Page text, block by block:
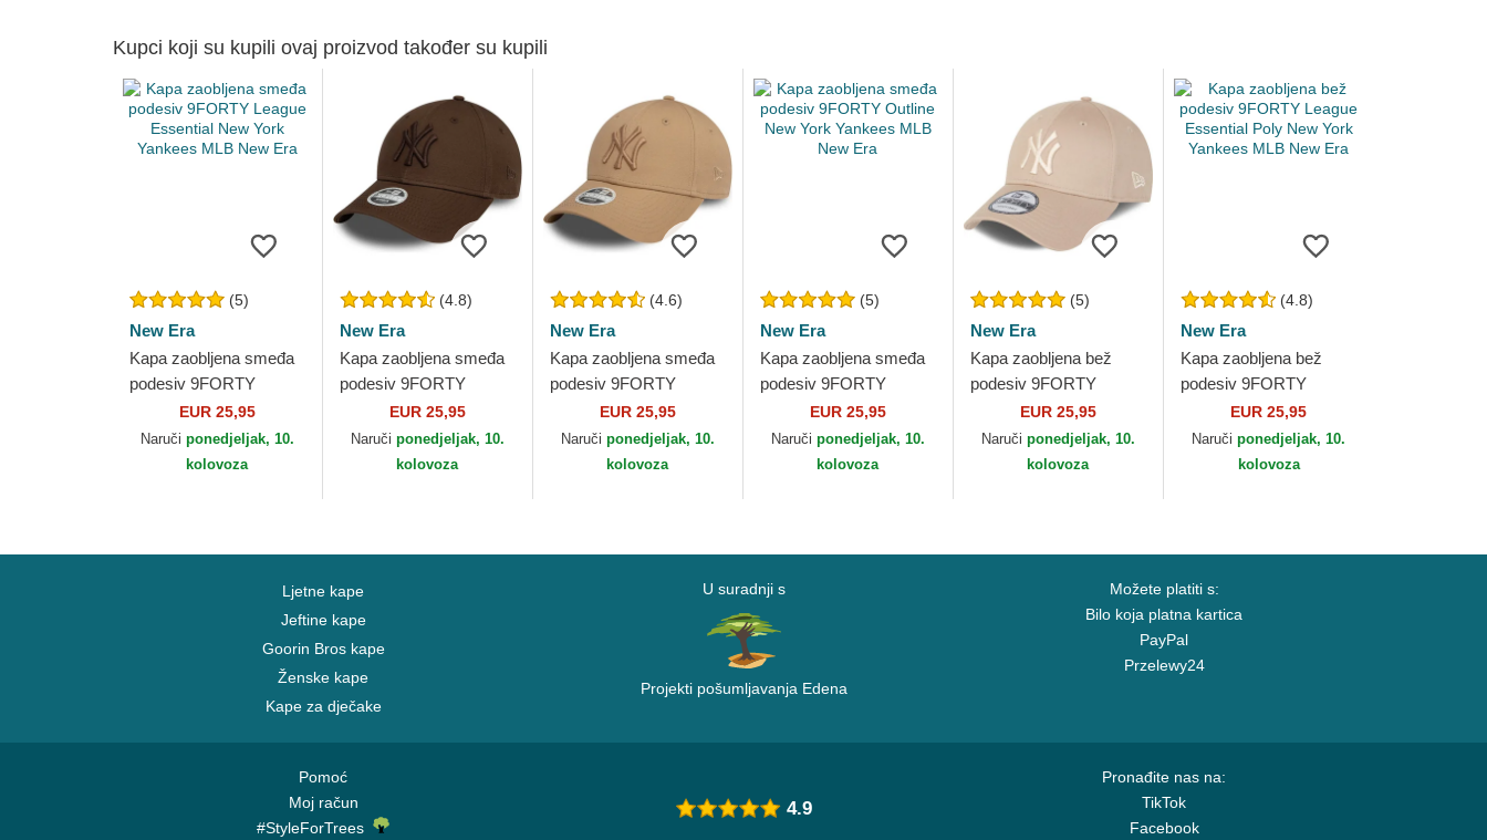
Kupci koji su kupili ovaj proizvod također su kupili
(5)
New Era
Kapa zaobljena smeđa
podesiv 9FORTY
League Essential New
York Yankees MLB
New Era
EUR 25,95
Naruči ponedjeljak, 10.
kolovoza
(4.8)
New Era
Kapa zaobljena smeđa
podesiv 9FORTY
League Essential New
York Yankees MLB
New Era
EUR 25,95
Naruči ponedjeljak, 10.
kolovoza
(4.6)
New Era
Kapa zaobljena smeđa
podesiv 9FORTY
League Essential New
York Yankees MLB
New Era
EUR 25,95
Naruči ponedjeljak, 10.
kolovoza
(5)
New Era
Kapa zaobljena smeđa
podesiv 9FORTY
Outline New York
Yankees MLB New Era
EUR 25,95
Naruči ponedjeljak, 10.
kolovoza
(5)
New Era
Kapa zaobljena bež
podesiv 9FORTY
League Essential New
York Yankees MLB
New Era
EUR 25,95
Naruči ponedjeljak, 10.
kolovoza
(4.8)
New Era
Kapa zaobljena bež
podesiv 9FORTY
League Essential Poly
New York Yankees MLB
New Era
EUR 25,95
Naručiponedjeljak, 10.
kolovoza
Ljetne kape
Jeftine kape
Goorin Bros kape
Ženske kape
Kape za dječake
U suradnji s
Projekti pošumljavanja Edena
Možete platiti s:
Bilo koja platna kartica
PayPal
Przelewy24
Pomoć
Moj račun
#StyleForTrees
Pronađite nas na:
TikTok
Facebook
4.9